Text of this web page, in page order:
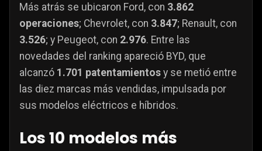
Más atrás se ubicaron Ford, con 3.862
operaciones; Chevrolet, con 3.847; Renault, con
3.526; y Peugeot, con 2.976. Entre las
novedades del ranking apareció BYD, que
alcanzó 1.701 patentamientos y se metió entre
las diez marcas más vendidas, impulsada por
sus modelos eléctricos e híbridos.
Los 10 modelos más